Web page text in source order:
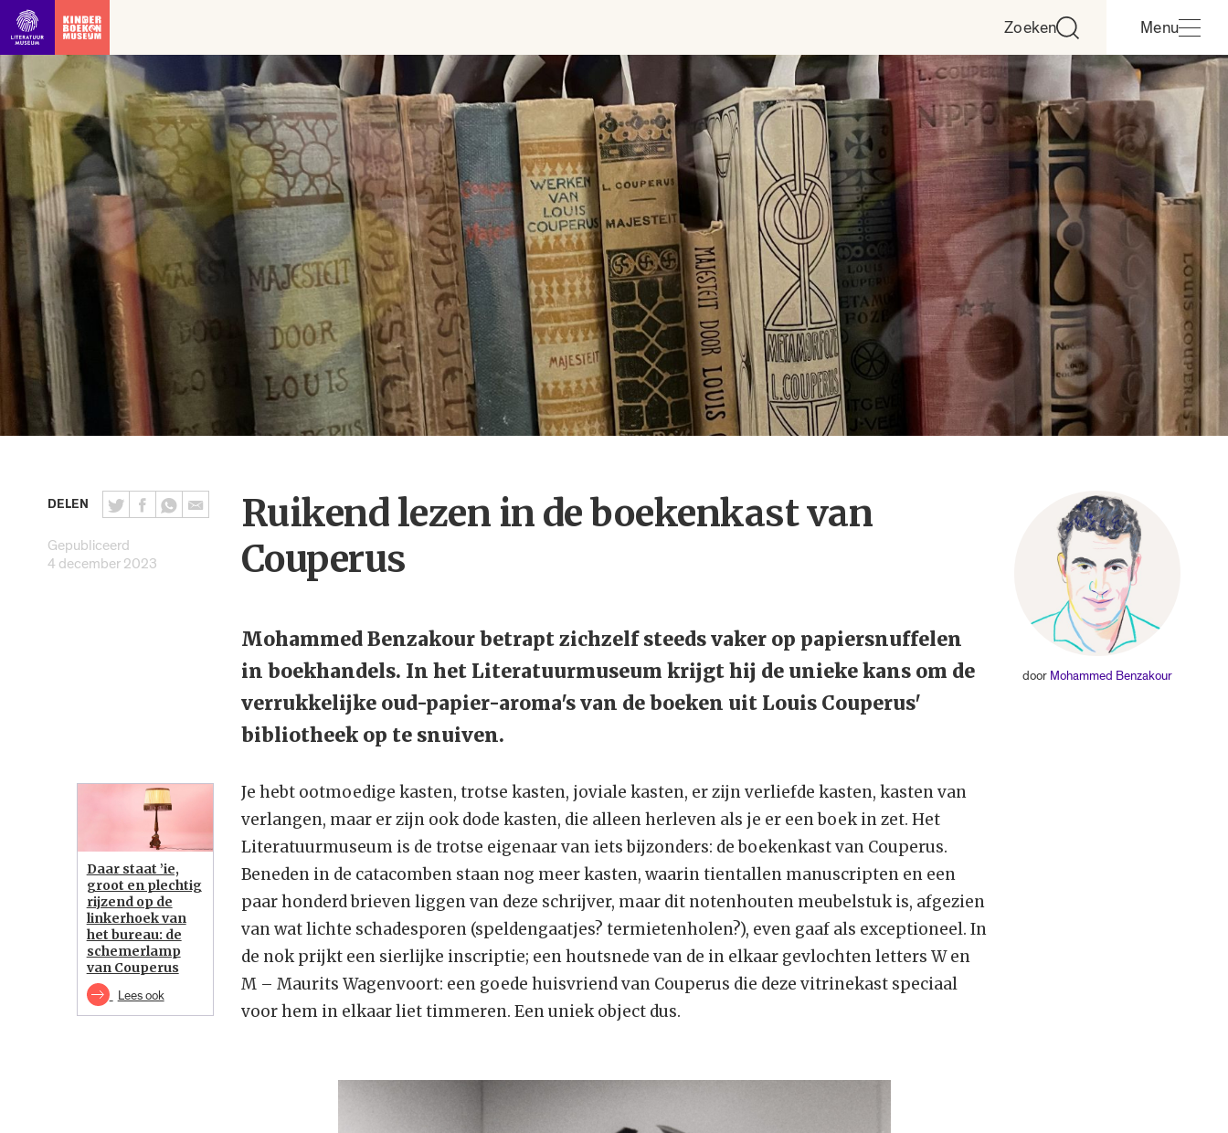
Ga direct naar inhoud Zoeken Menu
DELEN
Gepubliceerd
4 december 2023
Ruikend lezen in de boekenkast van
Couperus
Mohammed Benzakour betrapt zichzelf steeds vaker op papiersnuffelen
in boekhandels. In het Literatuurmuseum krijgt hij de unieke kans om de
verrukkelijke oud-papier-aroma's van de boeken uit Louis Couperus'
bibliotheek op te snuiven.
door Mohammed Benzakour
Daar staat ’ie,
groot en plechtig
rijzend op de
linkerhoek van
het bureau: de
schemerlamp
van Couperus
Lees ook
Je hebt ootmoedige kasten, trotse kasten, joviale kasten, er zijn verliefde kasten, kasten van
verlangen, maar er zijn ook dode kasten, die alleen herleven als je er een boek in zet. Het
Literatuurmuseum is de trotse eigenaar van iets bijzonders: de boekenkast van Couperus.
Beneden in de catacomben staan nog meer kasten, waarin tientallen manuscripten en een
paar honderd brieven liggen van deze schrijver, maar dit notenhouten meubelstuk is, afgezien
van wat lichte schadesporen (speldengaatjes? termietenholen?), even gaaf als exceptioneel. In
de nok prijkt een sierlijke inscriptie; een houtsnede van de in elkaar gevlochten letters W en
M – Maurits Wagenvoort: een goede huisvriend van Couperus die deze vitrinekast speciaal
voor hem in elkaar liet timmeren. Een uniek object dus.